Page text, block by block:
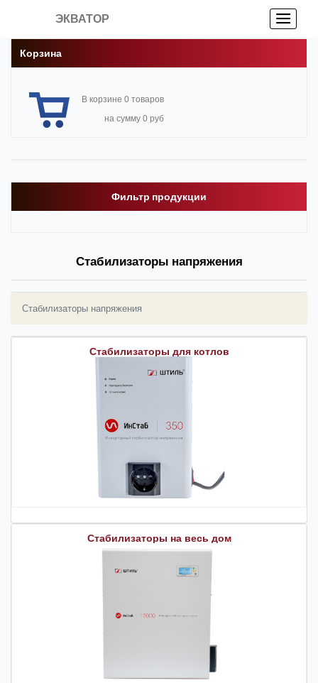
ЭКВАТОР
Корзина
В корзине 0 товаров
на сумму 0 руб
Фильтр продукции
Стабилизаторы напряжения
Стабилизаторы напряжения
Стабилизаторы для котлов
Стабилизаторы на весь дом